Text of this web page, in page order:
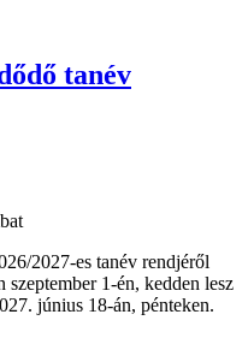
tanév
2027-es tanév rendjéről
1-én, kedden lesz
június 18-án, pénteken.